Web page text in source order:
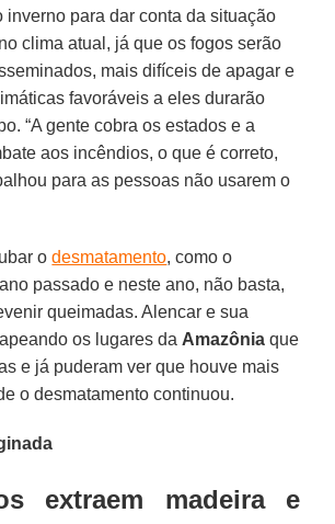
inverno para dar conta da situação
clima atual, já que os fogos serão
mais difíceis de apagar e
favoráveis a eles durarão
“A gente cobra os estados e a
aos incêndios, o que é correto,
para as pessoas não usarem o
odesmatamento, como o
passado e neste ano, não basta,
queimadas. Alencar e sua
os lugares da Amazônia que
e já puderam ver que houve mais
o desmatamento continuou.
extraem madeira e